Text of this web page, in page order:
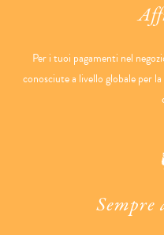
Per i tuoi pagamenti nel
conosciute a livello globale per
Sempre